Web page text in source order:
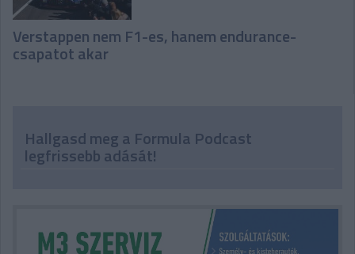
Verstappen nem F1-es, hanem endurance-
csapatot akar
Hallgasd meg a Formula Podcast
legfrissebb adását!